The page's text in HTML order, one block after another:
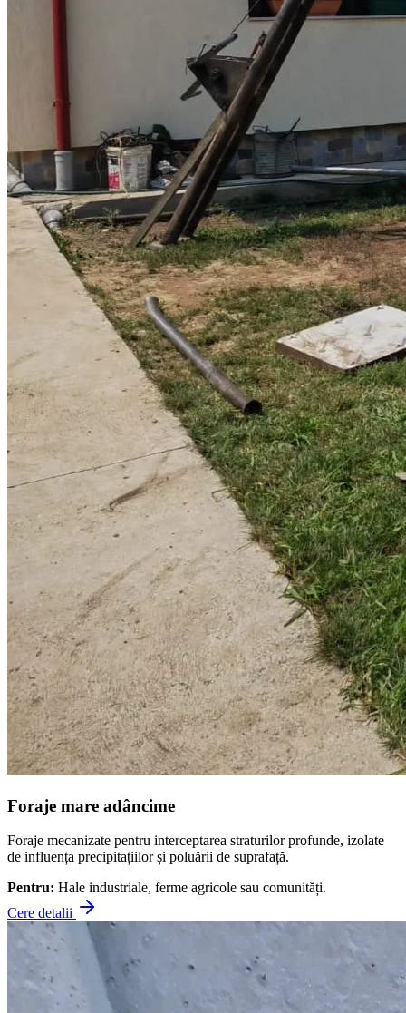
Foraje mare adâncime
Foraje mecanizate pentru interceptarea straturilor profunde, izolate
de influența precipitațiilor și poluării de suprafață.
Pentru: Hale industriale, ferme agricole sau comunități.
Cere detalii